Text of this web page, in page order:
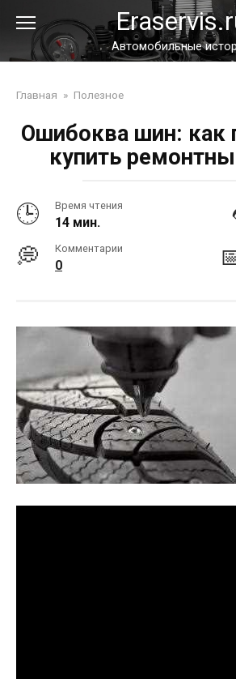
контенту
Автомобильные
Главная » Полезное
Ошибоква шин: как
купить
Время чтения
14 мин.
Комментарии
0